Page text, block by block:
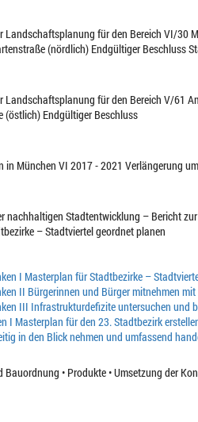
für den Bereich VI/30
(nördlich) Endgültiger Beschluss
für den Bereich V/61
(östlich) Endgültiger Beschluss
München VI 2017 - 2021 Verlängerung
nachhaltigen Stadtentwicklung – Bericht
– Stadtviertel geordnet planen
I Masterplan für Stadtbezirke –
II Bürgerinnen und Bürger mitnehmen
III Infrastrukturdefizite untersuchen und
I Masterplan für den 23. Stadtbezirk
in den Blick nehmen und umfassend
• Produkte • Umsetzung der